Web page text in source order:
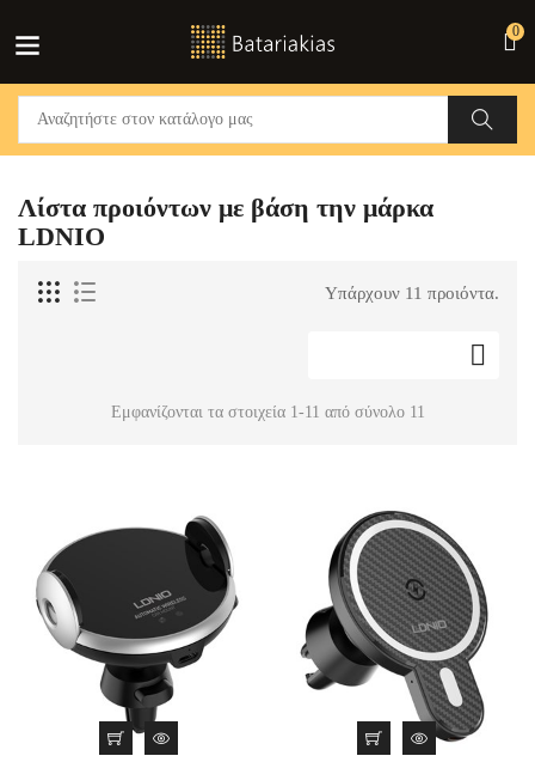
0
Λίστα προιόντων με βάση την μάρκα
LDNIO
Υπάρχουν 11 προιόντα.

Εμφανίζονται τα στοιχεία 1-11 από σύνολο 11